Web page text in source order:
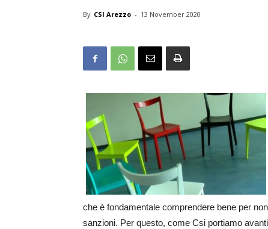
By CSI Arezzo - 13 November 2020
che è fondamentale comprendere bene per
sanzioni. Per questo, come Csi portiamo